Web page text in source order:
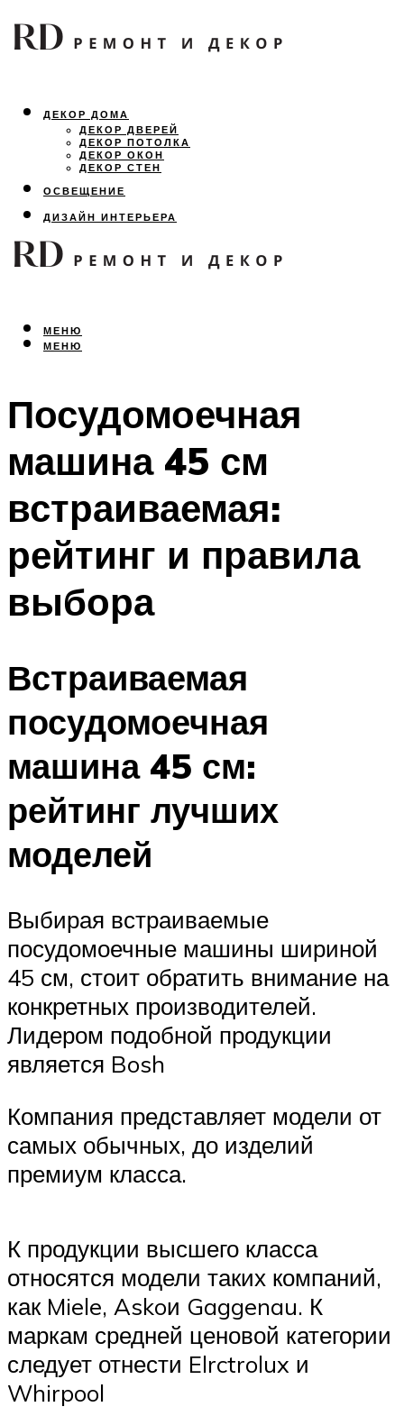
ДЕКОР ДОМА
ДЕКОР ДВЕРЕЙ
ДЕКОР ПОТОЛКА
ДЕКОР ОКОН
ДЕКОР СТЕН
ОСВЕЩЕНИЕ
ДИЗАЙН ИНТЕРЬЕРА
ЛАНДШАФТНЫЙ ДИЗАЙН
ВСЕ ПРО РЕМОНТ
МЕНЮ
МЕНЮ
Посудомоечная
машина 45 см
встраиваемая:
рейтинг и правила
выбора
Встраиваемая
посудомоечная
машина 45 см:
рейтинг лучших
моделей
Выбирая встраиваемые
посудомоечные машины шириной
45 см, стоит обратить внимание на
конкретных производителей.
Лидером подобной продукции
является Bosh
Компания представляет модели от
самых обычных, до изделий
премиум класса.
К продукции высшего класса
относятся модели таких компаний,
как Miele, Askoи Gaggenau. К
маркам средней ценовой категории
следует отнести Elrctrolux и
Whirpool